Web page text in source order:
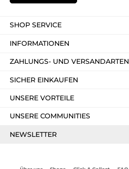
SHOP SERVICE
INFORMATIONEN
ZAHLUNGS- UND VERSANDARTEN
SICHER EINKAUFEN
UNSERE VORTEILE
UNSERE COMMUNITIES
NEWSLETTER